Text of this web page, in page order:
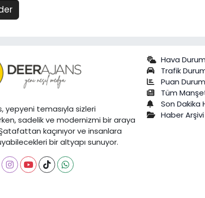
yepyeni temasıyla sizleri
sadelik ve modernizmi bir araya
kaçınıyor ve insanlara
bir altyapı sunuyor.
Hava
Trafik
Puan
Tüm
Son Dakika
Haber Arşivi